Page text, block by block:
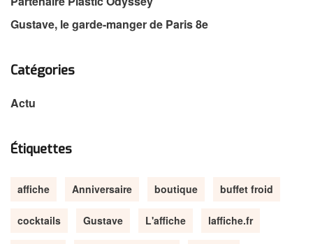
Gustave, le garde-manger de Paris 8e
Catégories
Actu
Étiquettes
affiche Anniversaire boutique buffet froid
cocktails Gustave L'affiche laffiche.fr